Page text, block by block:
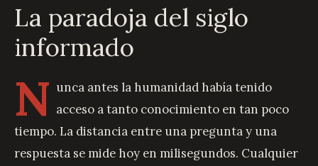
La paradoja del siglo
informado
N unca antes la humanidad había tenido
acceso a tanto conocimiento en tan poco
tiempo. La distancia entre una pregunta y una
respuesta se mide hoy en milisegundos. Cualquier